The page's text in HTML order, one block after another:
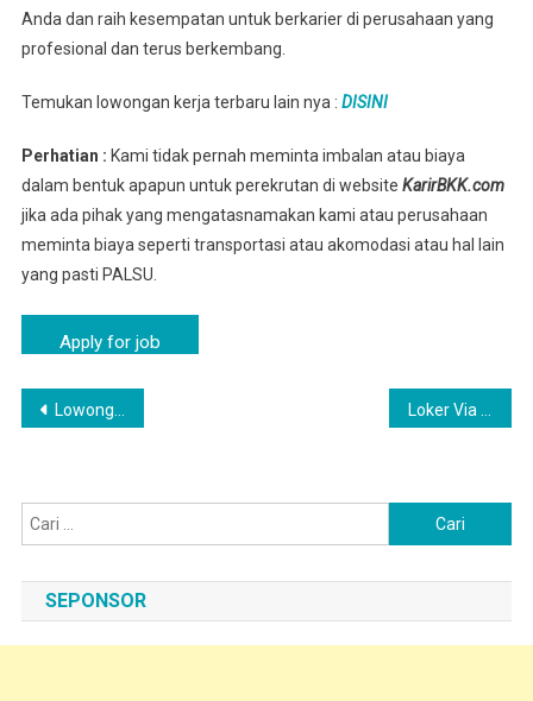
Anda dan raih kesempatan untuk berkarier di perusahaan yang
profesional dan terus berkembang.
Temukan lowongan kerja terbaru lain nya : DISINI
Perhatian : Kami tidak pernah meminta imbalan atau biaya
dalam bentuk apapun untuk perekrutan di website KarirBKK.com
jika ada pihak yang mengatasnamakan kami atau perusahaan
meminta biaya seperti transportasi atau akomodasi atau hal lain
yang pasti PALSU.
Navigasi
Lowongan Kerja PT Nippon Indosari (SARI ROTI) Tangerang Via Email
untuk:
SEPONSOR